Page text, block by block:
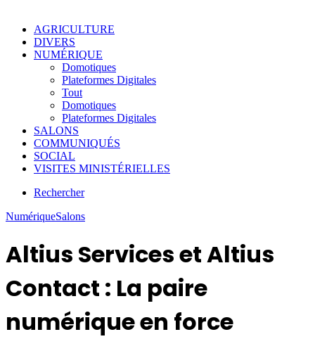
AGRICULTURE
DIVERS
NUMÉRIQUE
Domotiques
Plateformes Digitales
Tout
Domotiques
Plateformes Digitales
SALONS
COMMUNIQUÉS
SOCIAL
VISITES MINISTÉRIELLES
Rechercher
NumériqueSalons
Altius Services et Altius
Contact : La paire
numérique en force